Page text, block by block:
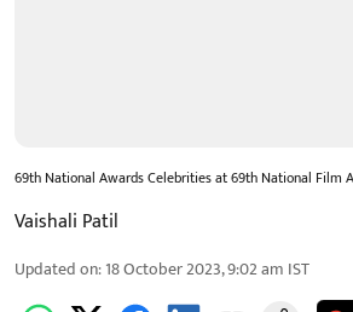
69th National Awards Celebrities at 69th National Film
Vaishali Patil
Updated on:18 October 2023, 9:02 am IST